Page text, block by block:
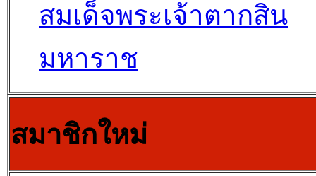
สมเด็จพระเจ้าตากสิน
มหาราช
สมาชิกใหม่